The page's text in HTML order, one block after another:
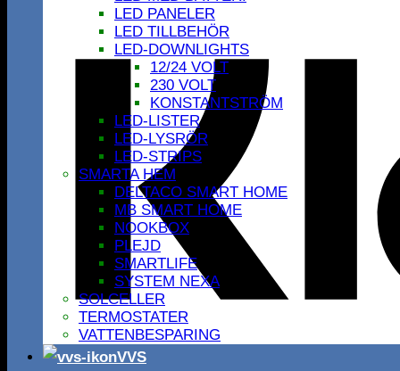
LED PANELER
LED TILLBEHÖR
LED-DOWNLIGHTS
12/24 VOLT
230 VOLT
KONSTANTSTRÖM
LED-LISTER
LED-LYSRÖR
LED-STRIPS
SMARTA HEM
DELTACO SMART HOME
MB SMART HOME
NOOKBOX
PLEJD
SMARTLIFE
SYSTEM NEXA
SOLCELLER
TERMOSTATER
VATTENBESPARING
VVS